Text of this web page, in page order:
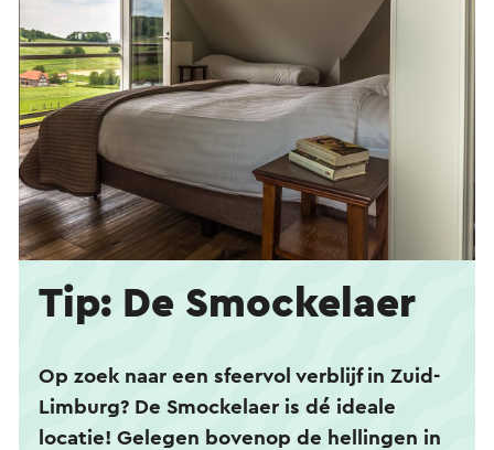
Tip: De Smockelaer
Op zoek naar een sfeervol verblijf in Zuid-
Limburg? De Smockelaer is dé ideale
locatie! Gelegen bovenop de hellingen in